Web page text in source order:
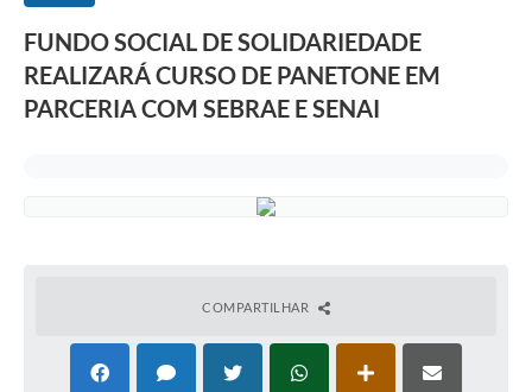
FUNDO SOCIAL DE SOLIDARIEDADE
REALIZARÁ CURSO DE PANETONE EM
PARCERIA COM SEBRAE E SENAI
COMPARTILHAR